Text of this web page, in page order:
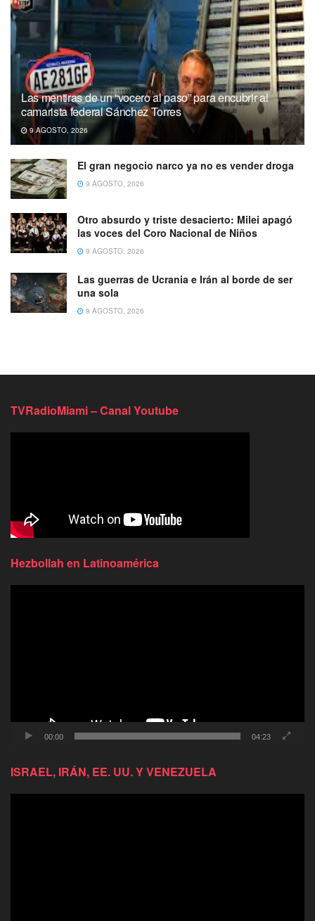
Las mentiras de un “vocero al paso” para encubrir al
camarista federal Sánchez Torres
9 AGOSTO, 2026
El gran negocio narco ya no es vender droga
9 AGOSTO, 2026
Otro absurdo y triste desacierto: Milei apagó
las voces del Coro Nacional de Niños
9 AGOSTO, 2026
Las guerras de Ucrania e Irán al borde de ser
una sola
9 AGOSTO, 2026
TVRadioMiami – Canal Youtube
Hezbollah en Latinoamérica
00:00 04:23
ISRAEL, IRÁN, EE. UU. Y VENEZUELA